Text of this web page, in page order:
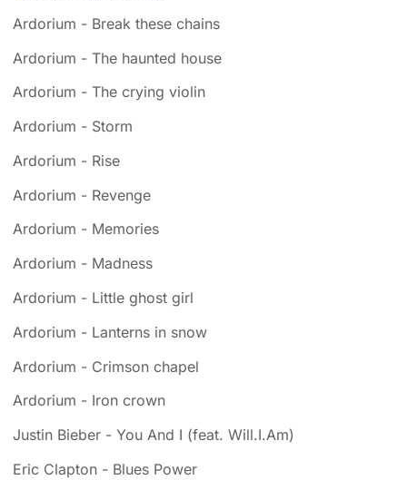
Ardorium - Break these chains
Ardorium - The haunted house
Ardorium - The crying violin
Ardorium - Storm
Ardorium - Rise
Ardorium - Revenge
Ardorium - Memories
Ardorium - Madness
Ardorium - Little ghost girl
Ardorium - Lanterns in snow
Ardorium - Crimson chapel
Ardorium - Iron crown
Justin Bieber - You And I (feat. Will.I.Am)
Eric Clapton - Blues Power